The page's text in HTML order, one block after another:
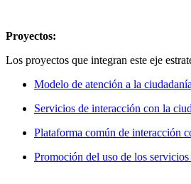
Proyectos:
Los proyectos que integran este eje
Modelo de atención a la ciudadanía
Servicios de interacción con la
Plataforma común de interacción
Promoción del uso de los